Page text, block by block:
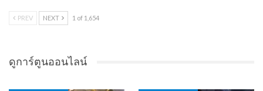
PREV NEXT 1 of 1,654
ดูการ์ตูนออนไลน์